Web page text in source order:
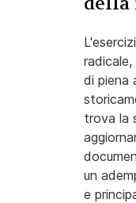
di piena
trova la
un
e